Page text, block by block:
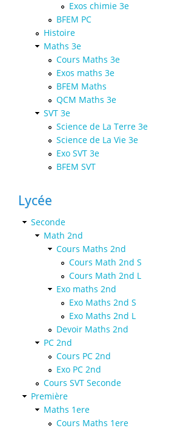
Exos chimie 3e
BFEM PC
Histoire
Maths 3e
Cours Maths 3e
Exos maths 3e
BFEM Maths
QCM Maths 3e
SVT 3e
Science de La Terre 3e
Science de La Vie 3e
Exo SVT 3e
BFEM SVT
Lycée
Seconde
Math 2nd
Cours Maths 2nd
Cours Math 2nd S
Cours Math 2nd L
Exo maths 2nd
Exo Maths 2nd S
Exo Maths 2nd L
Devoir Maths 2nd
PC 2nd
Cours PC 2nd
Exo PC 2nd
Cours SVT Seconde
Première
Maths 1ere
Cours Maths 1ere